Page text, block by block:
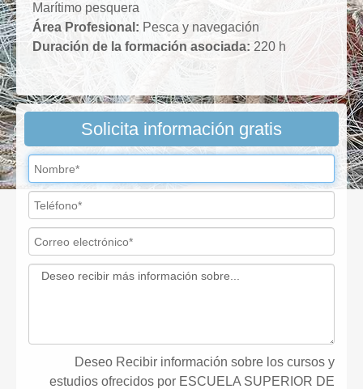
Marítimo pesquera
Área Profesional: Pesca y navegación
Duración de la formación asociada: 220 h
Solicita información gratis
Deseo Recibir información sobre los cursos y
estudios ofrecidos por ESCUELA SUPERIOR DE